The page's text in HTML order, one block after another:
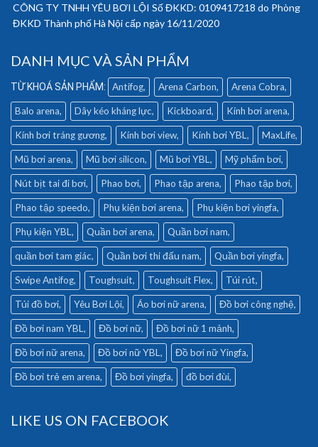
CÔNG TY TNHH YÊU BƠI LỘI Số ĐKKD: 0109417218 do Phòng
ĐKKD Thành phố Hà Nội cấp ngày 16/11/2020
DANH MỤC VÀ SẢN PHẨM
Antifog Arena Carbon Arena Cobra
Balo arena Dây kéo kháng lực Kickboard Kính bơi arena
Kính bơi tráng gương Kính bơi view Kính bơi YBL MaxLife
Mũ bơi arena Mũ bơi silicon Mũ bơi YBL Mỹ phẩm bơi
Nút bịt tai đi bơi Phao bơi Phao tập arena Phao tập bơi
Phao tập speedo Phụ kiện bơi arena Phụ kiện bơi yingfa
Phụ kiện YBL Quần bơi arena Quần bơi nam
quần bơi tam giác Quần bơi thi đấu nam Quần bơi yingfa
Swipe Antifog Toughsuit Toughsuit Flex Túi rút
Túi đồ bơi Yêu Bơi Lội Áo bơi nữ arena Đồ bơi công nghệ
Đồ bơi nam YBL Đồ bơi nữ Đồ bơi nữ 1 mảnh
Đồ bơi nữ arena Đồ bơi nữ YBL Đồ bơi nữ Yingfa
Đồ bơi trẻ em arena Đồ bơi yingfa đồ bơi đùi
LIKE US ON FACEBOOK